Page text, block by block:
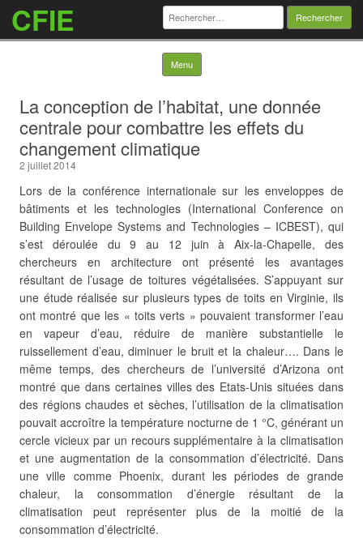
CFIE Rechercher :
Menu Skip to content
La conception de l’habitat, une donnée
centrale pour combattre les effets du
changement climatique
2 juillet 2014
Lors de la conférence internationale sur les enveloppes de
bâtiments et les technologies (International Conference on
Building Envelope Systems and Technologies – ICBEST), qui
s’est déroulée du 9 au 12 juin à Aix-la-Chapelle, des
chercheurs en architecture ont présenté les avantages
résultant de l’usage de toitures végétalisées. S’appuyant sur
une étude réalisée sur plusieurs types de toits en Virginie, ils
ont montré que les « toits verts » pouvaient transformer l’eau
en vapeur d’eau, réduire de manière substantielle le
ruissellement d’eau, diminuer le bruit et la chaleur…. Dans le
même temps, des chercheurs de l’université d’Arizona ont
montré que dans certaines villes des Etats-Unis situées dans
des régions chaudes et sèches, l’utilisation de la climatisation
pouvait accroître la température nocturne de 1 °C, générant un
cercle vicieux par un recours supplémentaire à la climatisation
et une augmentation de la consommation d’électricité. Dans
une ville comme Phoenix, durant les périodes de grande
chaleur, la consommation d’énergie résultant de la
climatisation peut représenter plus de la moitié de la
consommation d’électricité.